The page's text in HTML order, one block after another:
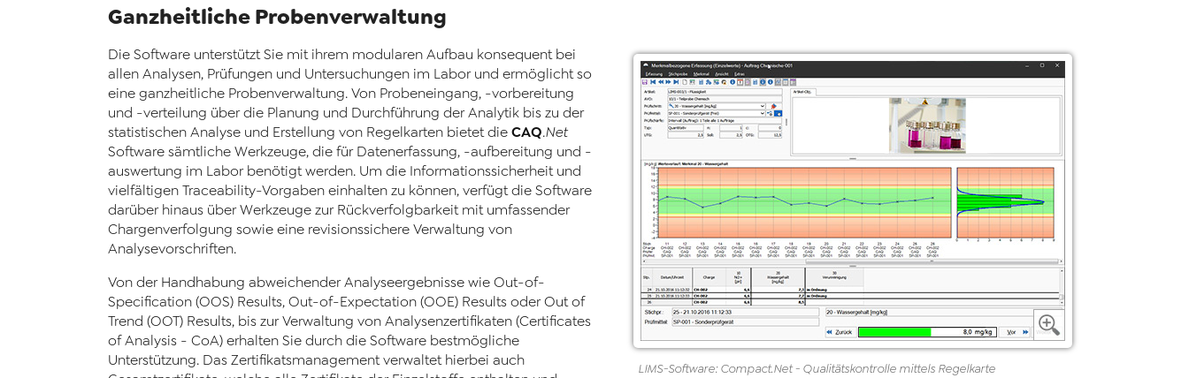
Ganzheitliche Probenverwaltung
LIMS-Software: Compact.Net- Qualitätskontrolle mittels Regelkarte
Die Software unterstützt Sie mit ihrem modularen Aufbau konsequent bei
allen Analysen, Prüfungen und Untersuchungen im Labor und ermöglicht so
eine ganzheitliche Probenverwaltung. Von Probeneingang, -vorbereitung
und -verteilung über die Planung und Durchführung der Analytik bis zu der
statistischen Analyse und Erstellung von Regelkarten bietet die CAQ.Net
Software sämtliche Werkzeuge, die für Datenerfassung, -aufbereitung und -
auswertung im Labor benötigt werden. Um die Informationssicherheit und
vielfältigen Traceability-Vorgaben einhalten zu können, verfügt die Software
darüber hinaus über Werkzeuge zur Rückverfolgbarkeit mit umfassender
Chargenverfolgung sowie eine revisionssichere Verwaltung von
Analysevorschriften.
Von der Handhabung abweichender Analyseergebnisse wie Out-of-
Specification (OOS) Results, Out-of-Expectation (OOE) Results oder Out of
Trend (OOT) Results, bis zur Verwaltung von Analysenzertifikaten (Certificates
of Analysis - CoA) erhalten Sie durch die Software bestmögliche
Unterstützung. Das Zertifikatsmanagement verwaltet hierbei auch